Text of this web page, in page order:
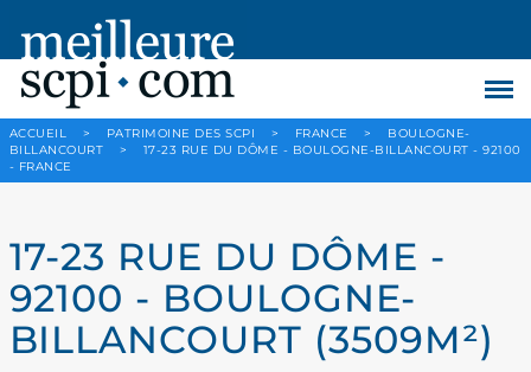
ACCUEIL > PATRIMOINE DES SCPI > FRANCE >
BOULOGNE-
BILLANCOURT
>
17-23 RUE DU DÔME - BOULOGNE-BILLANCOURT - 92100
- FRANCE
17-23 RUE DU DÔME -
92100 - BOULOGNE-
BILLANCOURT (3509M²)